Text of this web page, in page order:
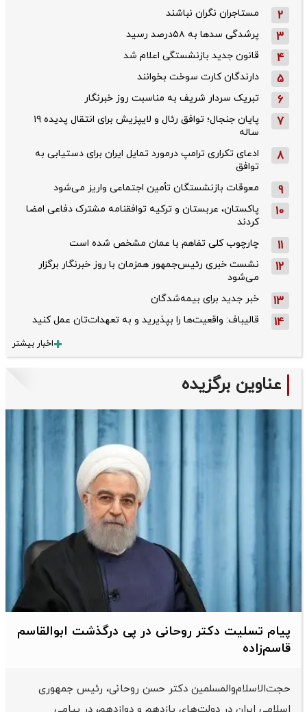
2 مستاجران نگران نباشند
3 پرشدگی سدها به ۵۸درصد رسید
4 قانون جدید بازنشستگی اعلام شد
5 دارندگان کارت سوخت بخوانند
6 تبریک سردار شریف به مناسبت روز خبرنگار
7
پایان جنجال؛ توافق رئال و لایپزیش برای انتقال پدیده ۱۹
ساله
8
ادعای تکراری ترامپ درمورد تمایل ایران برای دستیابی به
توافق
9 معوقات بازنشستگان تأمین اجتماعی واریز می‌شود
10
پاکستان، عربستان و ترکیه توافقنامه مشترک دفاعی امضا
کردند
11 چارچوب کلی تفاهم با عمان مشخص شده است
12
نشست خبری رئیس‌جمهور همزمان با روز خبرنگار برگزار
می‌شود
13 خبر جدید برای بیمه‌شدگان
14 قالیباف: واقعیت‌ها را بپذیرید و به تعهدات‌تان عمل کنید
اخبار بیشتر
عناوین برگزیده
پیام تسلیت دکتر روحانی در پی درگذشت ابوالقاسم
قاسم‌زاده
حجت‌الاسلام‌والمسلمین دکتر حسن روحانی، رئیس جمهوری